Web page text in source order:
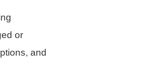
or
and